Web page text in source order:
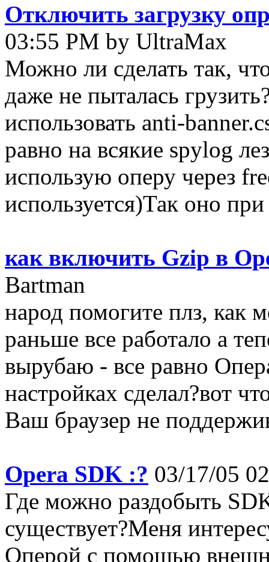
Отключить загрузку
03:55 PM by UltraMax
Можно ли сделать так,
даже не пыталась
использовать anti-
равно на всякие spylog
использую оперу через
используется)Так оно
как включить Gzip в
Bartman
народ помогите плз, как
раньше все работало а
вырубаю - все равно
настройках сделал?вот
Ваш браузер не
Opera SDK :? 03/17/05
Где можно раздобыть
существует?Меня
Оперой с помощью